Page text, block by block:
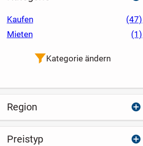
Charme
Neubaugebiet -
Weitere Wohn - /
Büroräume im
Kaufen
(47)
Mieten
(1)
Kategorie ändern
Region
Preistyp